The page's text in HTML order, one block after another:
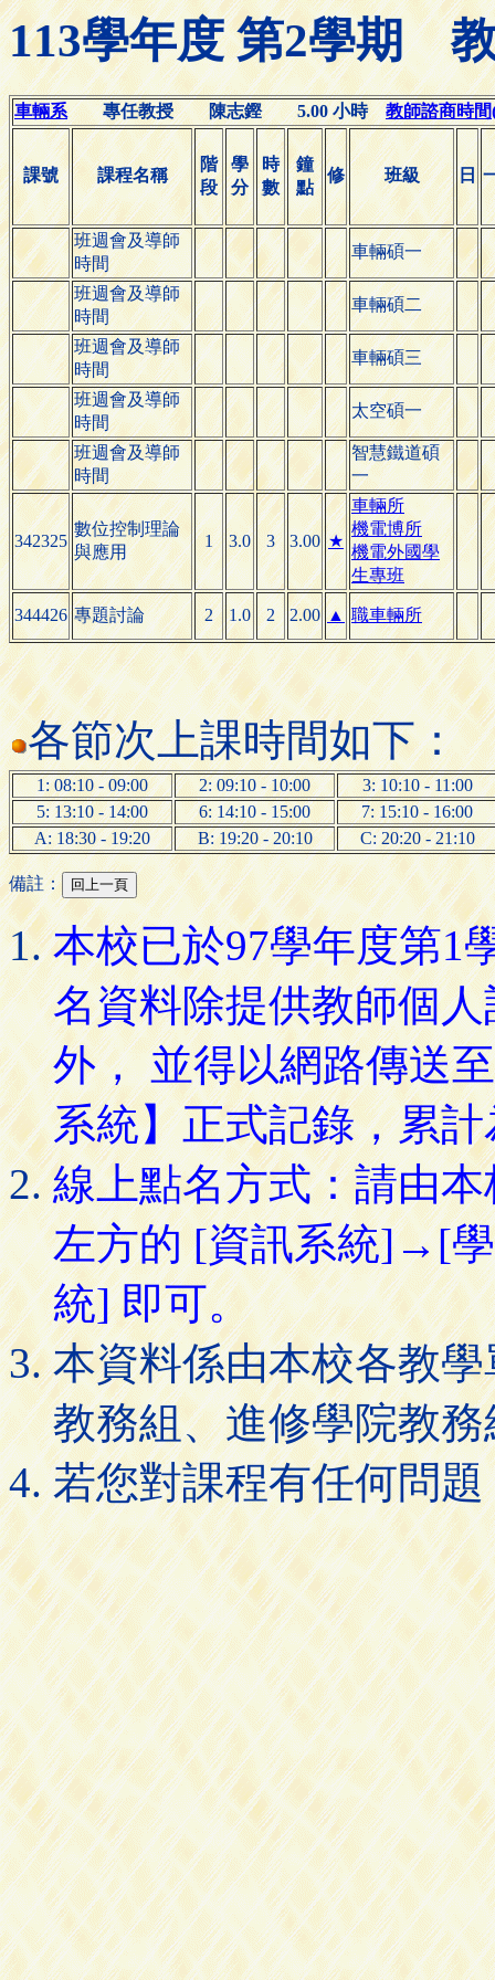
113學年度 第2學期
車輛系專任教授 陳志鏗 5.00 小時教師諮商時
課號 課程名稱
階
段
學
分
時
數
鐘
點
修 班級 日
班週會及導師
時間
車輛碩一
班週會及導師
時間
車輛碩二
班週會及導師
時間
車輛碩三
班週會及導師
時間
太空碩一
班週會及導師
時間
智慧鐵道碩
一
342325
數位控制理論
與應用
1 3.0 3 3.00 ★
車輛所
機電博所
機電外國學
生專班
344426 專題討論 2 1.0 2 2.00 ▲ 職車輛所
各節次上課時間如下：
1: 08:10 - 09:00 2: 09:10 - 10:00
3: 10:10 - 11:00
5: 13:10 - 14:00
6: 14:10 - 15:00
7: 15:10 - 16:00
A: 18:30 - 19:20
B: 19:20 - 20:10 C: 20:20 - 21:10
備註：
本校已於97學年度第1
名資料除提供教師個
外， 並得以網路傳送
系統】正式記錄，累
線上點名方式：請由
左方的 [資訊系統]→[
統] 即可。
本資料係由本校各教
教務組、進修學院教
若您對課程有任何問